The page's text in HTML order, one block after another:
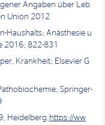
Angaben über Leb
Union 2012
Haushalts; Anästhesie u
2016; 822-831
Krankheit; Elsevier G
Springer-
Heidelberg;https://ww